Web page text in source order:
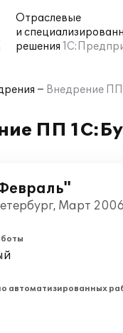
Отраслевые
и
решения
Внедрение ПП
ПП
Март 2006
автоматизированных